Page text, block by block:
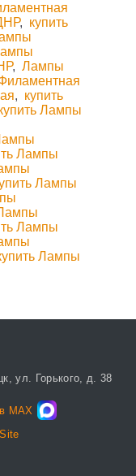
, купить
, Лампы
, купить
Лампы
Лампы
Лампы
Лампы
Лампы
ул. Горького, д. 38
MAX